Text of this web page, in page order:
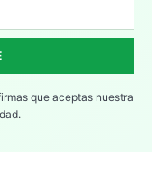
que aceptas nuestra